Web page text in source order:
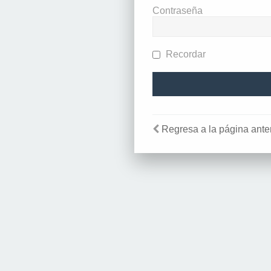
Contraseña
Recordar
Regresa a la página